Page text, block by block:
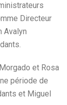
Directeur
Avalyn
et Rosa
période de
et Miguel